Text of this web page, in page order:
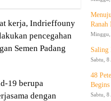
kerja, Indrieffouny
pencegahan
Semen Padang
19 berupa
dengan
Ranah
Minggu,
Saling
Sabtu, 8
48
Sabtu, 8